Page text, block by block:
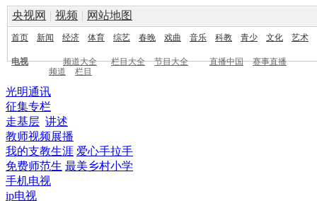
央视网 | 视频 | 网站地图
首页 新闻 经济 体育 综艺 春晚 戏曲 音乐 科教 青少 文化 艺术
电视 频道大全 栏目大全 节目大全 直播中国
赛事直播
频道
栏目
光明通讯
征集专栏
走基层 讲述
教师视频展播
我的支教生涯 爱心手拉手
免费师范生 最美乡村小学
手机电视
ip电视